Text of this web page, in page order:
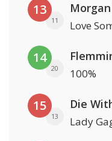
13
11 Love
14
20 100%
15
13
Die
Lady